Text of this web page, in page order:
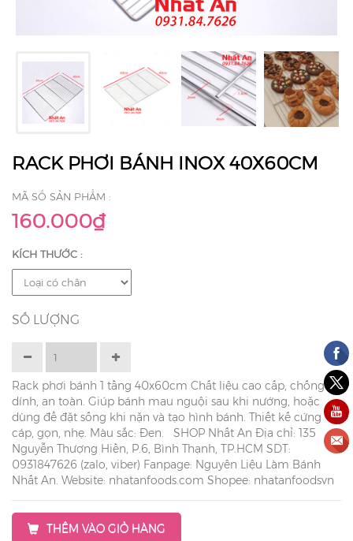
RACK PHƠI BÁNH INOX 40X60CM
MÃ SỐ SẢN PHẨM :
160.000₫
KÍCH THƯỚC :
SỐ LƯỢNG
Rack phơi bánh 1 tầng 40x60cm Chất liệu cao cấp, chống
dính, an toàn. Giúp bánh mau nguội sau khi nướng, hoặc
dùng để đặt sống khi nặn và tạo hình bánh. Thiết kế cứng
cáp, gọn, nhẹ. Màu sắc: Đen. SHOP Nhất An Địa chỉ: 135
Nguyễn Thượng Hiền, P.6, Bình Thạnh, TP.HCM SDT:
0931847626 (zalo, viber) Fanpage: Nguyên Liệu Làm Bánh
Nhất An. Website: nhatanfoods.com Shopee: nhatanfoodsvn
THÊM VÀO GIỎ HÀNG